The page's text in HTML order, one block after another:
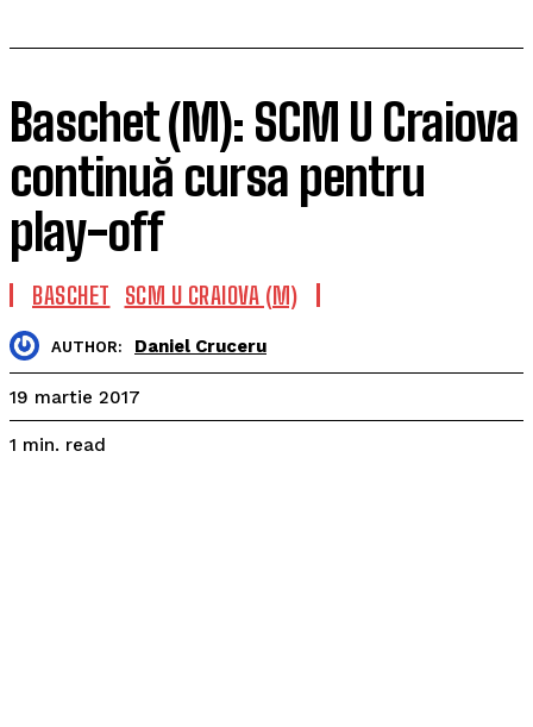
Baschet (M): SCM U Craiova
continuă cursa pentru
play-off
BASCHET SCM U CRAIOVA (M)
AUTHOR: Daniel Cruceru
19 martie 2017
1 min. read